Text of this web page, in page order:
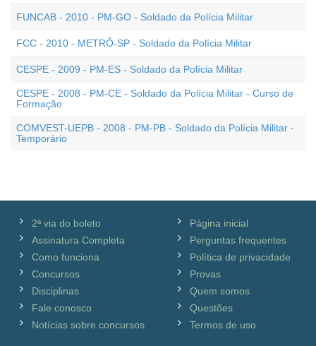
FUNCAB - 2010 - PM-GO - Soldado da Polícia Militar
FCC - 2010 - METRÔ-SP - Soldado da Polícia Militar
CESPE - 2009 - PM-ES - Soldado da Polícia Militar
CESPE - 2008 - PM-CE - Soldado da Polícia Militar - Curso de
Formação
COMVEST-UEPB - 2008 - PM-PB - Soldado da Polícia Militar -
Temporário
2ª via do boleto
Assinatura Completa
Como funciona
Concursos
Disciplinas
Fale conosco
Notícias sobre concursos
Página inicial
Perguntas frequentes
Política de privacidade
Provas
Quem somos
Questões
Termos de uso